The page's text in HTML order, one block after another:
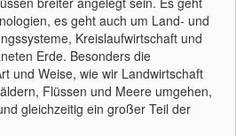
es geht auch um Land- und
Kreislaufwirtschaft und
Erde. Besonders die
und Weise, wie wir Landwirtschaft
Flüssen und Meere umgehen,
gleichzeitig ein großer Teil der